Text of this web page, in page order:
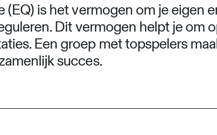
is het vermogen om je eigen
Dit vermogen helpt je om
Een groep met topspelers
succes.